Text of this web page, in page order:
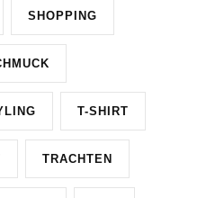
SHOPPING
T-SHIRT
TRACHTEN